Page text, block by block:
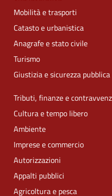
Mobilità e trasporti
Catasto e urbanistica
Anagrafe e stato civile
Turismo
Giustizia e sicurezza pubblica
Tributi, finanze e
Cultura e tempo libero
Ambiente
Imprese e commercio
Autorizzazioni
Appalti pubblici
Agricoltura e pesca